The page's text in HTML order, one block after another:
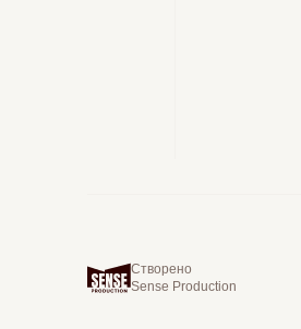
Створено
Sense Production